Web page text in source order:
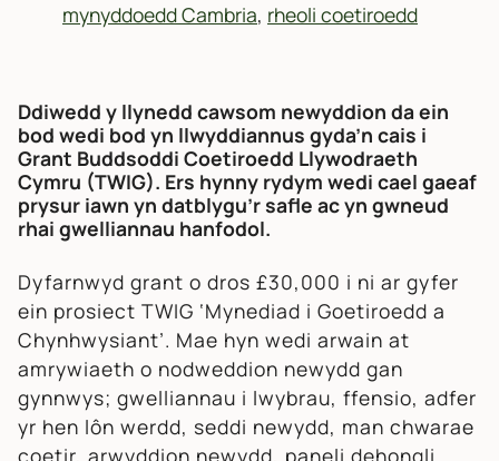
mynyddoedd Cambria, rheoli coetiroedd
Ddiwedd y llynedd cawsom newyddion da ein
bod wedi bod yn llwyddiannus gyda’n cais i
Grant Buddsoddi Coetiroedd Llywodraeth
Cymru (TWIG). Ers hynny rydym wedi cael gaeaf
prysur iawn yn datblygu’r safle ac yn gwneud
rhai gwelliannau hanfodol.
Dyfarnwyd grant o dros £30,000 i ni ar gyfer
ein prosiect TWIG ‘Mynediad i Goetiroedd a
Chynhwysiant’. Mae hyn wedi arwain at
amrywiaeth o nodweddion newydd gan
gynnwys; gwelliannau i lwybrau, ffensio, adfer
yr hen lôn werdd, seddi newydd, man chwarae
coetir, arwyddion newydd, paneli dehongli